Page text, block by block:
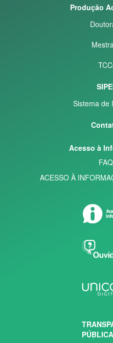
Produção
Sistema de
Acesso à
FAQ
ACESSO À
PÚBLICA